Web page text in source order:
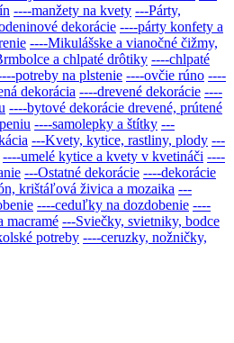
----manžety na kvety ---Párty,
dekorácie ----párty konfety a
----Mikulášske a vianočné čižmy,
a chlpaté drôtiky ----chlpaté
potreby na plstenie ----ovčie rúno ----
dekorácia ----drevené dekorácie ----
----bytové dekorácie drevené, prútené
----samolepky a štítky ---
---Kvety, kytice, rastliny, plody ---
----umelé kytice a kvety v kvetináči ----
---Ostatné dekorácie ----dekorácie
krištáľová živica a mozaika ---
----ceduľky na dozdobenie ----
macramé ---Sviečky, svietniky, bodce
potreby ----ceruzky, nožničky,